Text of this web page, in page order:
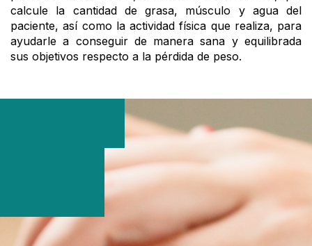
calcule la cantidad de grasa, músculo y agua del
paciente, así como la actividad física que realiza, para
ayudarle a conseguir de manera sana y equilibrada
sus objetivos respecto a la pérdida de peso.